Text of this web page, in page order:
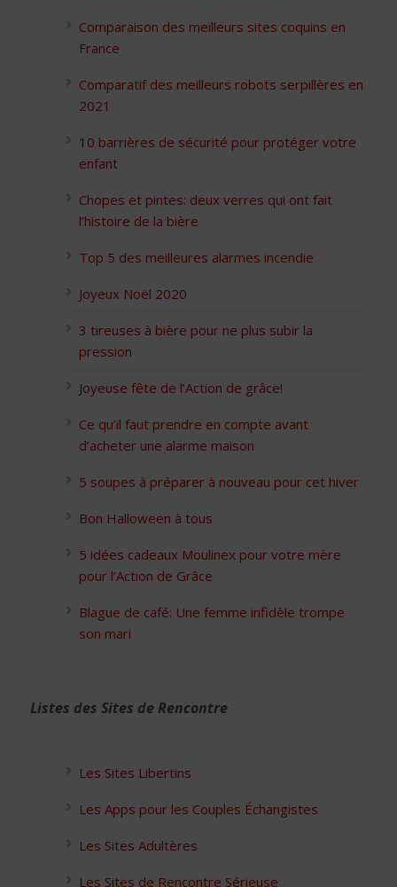
Comparaison des meilleurs sites coquins en
France
Comparatif des meilleurs robots serpillères en
2021
10 barrières de sécurité pour protéger votre
enfant
Chopes et pintes: deux verres qui ont fait
l’histoire de la bière
Top 5 des meilleures alarmes incendie
Joyeux Noël 2020
3 tireuses à bière pour ne plus subir la
pression
Joyeuse fête de l’Action de grâce!
Ce qu’il faut prendre en compte avant
d’acheter une alarme maison
5 soupes à préparer à nouveau pour cet hiver
Bon Halloween à tous
5 idées cadeaux Moulinex pour votre mère
pour l’Action de Grâce
Blague de café: Une femme infidèle trompe
son mari
Listes des Sites de Rencontre
Les Sites Libertins
Les Apps pour les Couples Échangistes
Les Sites Adultères
Les Sites de Rencontre Sérieuse